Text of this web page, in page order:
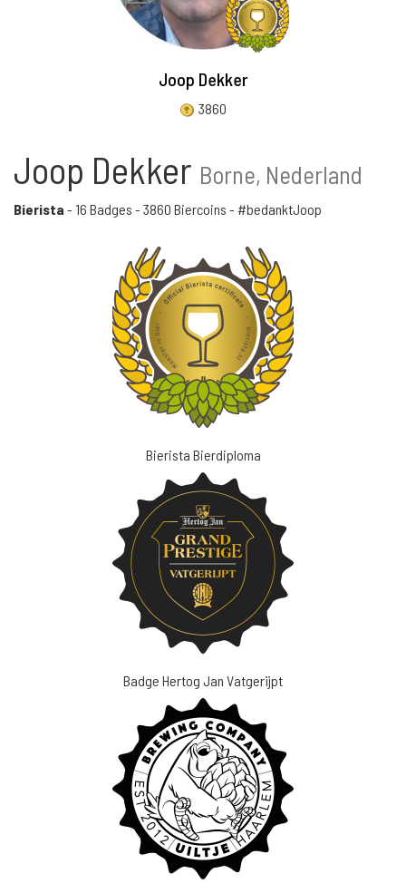
Joop Dekker
3860
Joop Dekker Borne, Nederland
Bierista - 16 Badges - 3860 Biercoins - #bedanktJoop
Bierista Bierdiploma
Badge Hertog Jan Vatgerijpt